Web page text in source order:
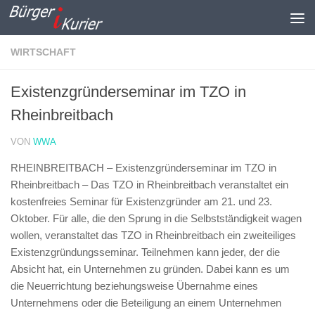
Zum Inhalt springen
WIRTSCHAFT
Existenzgründerseminar im TZO in
Rheinbreitbach
VON WWA
RHEINBREITBACH – Existenzgründerseminar im TZO in
Rheinbreitbach – Das TZO in Rheinbreitbach veranstaltet ein
kostenfreies Seminar für Existenzgründer am 21. und 23.
Oktober. Für alle, die den Sprung in die Selbstständigkeit wagen
wollen, veranstaltet das TZO in Rheinbreitbach ein zweiteiliges
Existenzgründungsseminar. Teilnehmen kann jeder, der die
Absicht hat, ein Unternehmen zu gründen. Dabei kann es um
die Neuerrichtung beziehungsweise Übernahme eines
Unternehmens oder die Beteiligung an einem Unternehmen